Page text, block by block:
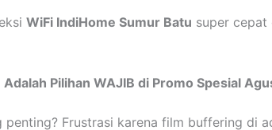
WiFi IndiHome Sumur Batu super cepat
Pilihan WAJIB di Promo Spesial
Frustrasi karena film buffering di